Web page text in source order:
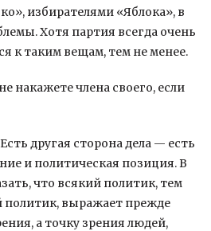
избирателями «Яблока», в
Хотя партия всегда очень
к таким вещам, тем не менее.
накажете члена своего, если
Есть другая сторона дела — есть
и политическая позиция. В
что всякий политик, тем
выражает прежде
а точку зрения людей,